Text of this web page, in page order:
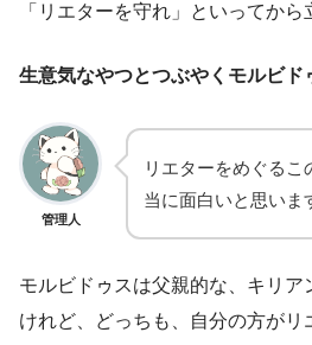
「リエターを守れ」といってから
生意気なやつとつぶやくモルビド
管理人
リエターをめぐるこ
当に面白いと思いま
モルビドゥスは父親的な、キリ
けれど、どっちも、自分の方がリ